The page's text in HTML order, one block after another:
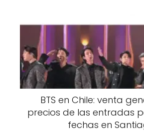
BTS en Chile: venta
precios de las entradas
fechas en